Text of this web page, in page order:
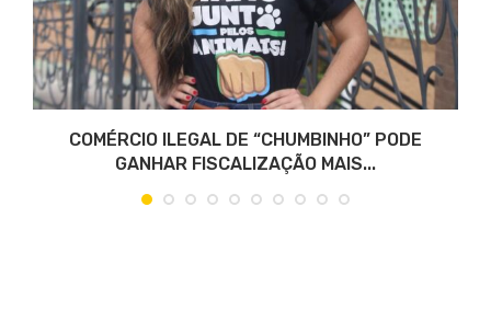
COMÉRCIO ILEGAL DE “CHUMBINHO” PODE
GANHAR FISCALIZAÇÃO MAIS...